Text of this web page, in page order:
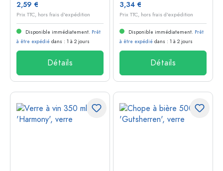
2,59 €
Prix TTC, hors frais d'expédition
Disponible immédiatement. Prêt
à être expédié dans : 1 à 2 jours
Détails
3,34 €
Prix TTC, hors frais d'expédition
Disponible immédiatement. Prêt
à être expédié dans : 1 à 2 jours
Détails